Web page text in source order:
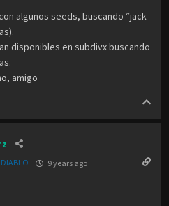
algunos seeds, buscando “jack
disponibles en subdivx buscando
amigo
9 years ago